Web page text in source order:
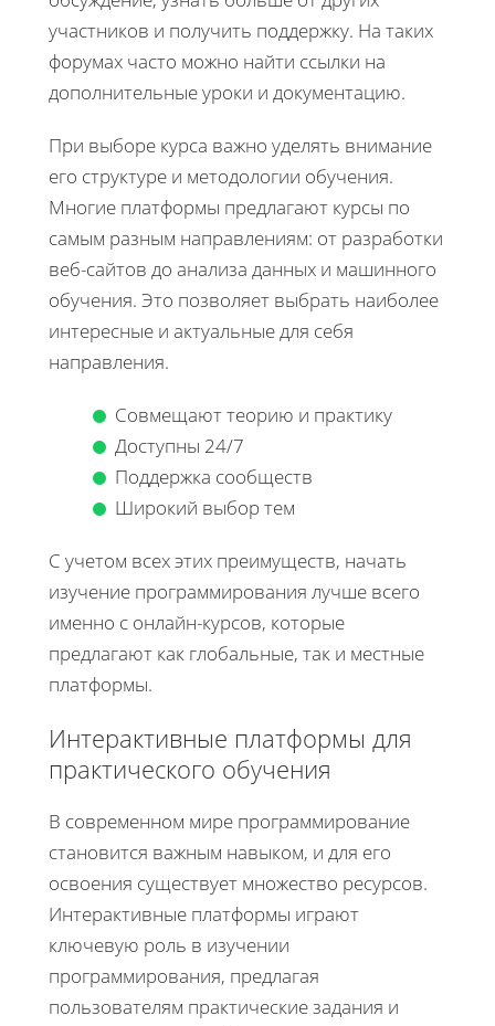
участников и получить поддержку. На таких
форумах часто можно найти ссылки на
дополнительные уроки и документацию.
При выборе курса важно уделять внимание
его структуре и методологии обучения.
Многие платформы предлагают курсы по
самым разным направлениям: от разработки
веб-сайтов до анализа данных и машинного
обучения. Это позволяет выбрать наиболее
интересные и актуальные для себя
направления.
Совмещают теорию и практику
Доступны 24/7
Поддержка сообществ
Широкий выбор тем
С учетом всех этих преимуществ, начать
изучение программирования лучше всего
именно с онлайн-курсов, которые
предлагают как глобальные, так и местные
платформы.
Интерактивные платформы для
практического обучения
В современном мире программирование
становится важным навыком, и для его
освоения существует множество ресурсов.
Интерактивные платформы играют
ключевую роль в изучении
программирования, предлагая
пользователям практические задания и